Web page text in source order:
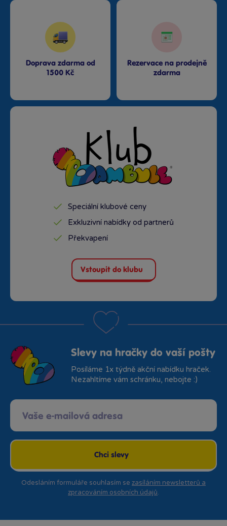
Doprava zdarma od
1500 Kč
Rezervace na prodejně
zdarma
Speciální klubové ceny
Exkluzivní nabídky od partnerů
Překvapení
Vstoupit do klubu
Slevy na hračky do vaší pošty
Posíláme 1x týdně akční nabídku hraček.
Nezahltíme vám schránku, nebojte :)
Chci slevy
Odesláním formuláře souhlasím se zasíláním newsletterů a
zpracováním osobních údajů.